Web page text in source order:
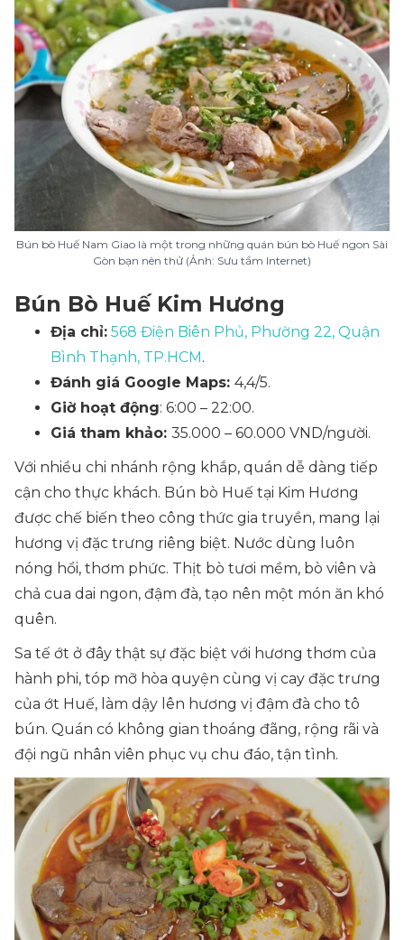
Bún bò Huế Nam Giao là một trong những quán bún bò Huế ngon Sài
Gòn bạn nên thử (Ảnh: Sưu tầm Internet)
Bún Bò Huế Kim Hương
Địa chỉ: 568 Điện Biên Phủ, Phường 22, Quận
Bình Thạnh, TP.HCM.
Đánh giá Google Maps: 4,4/5.
Giờ hoạt động: 6:00 – 22:00.
Giá tham khảo: 35.000 – 60.000 VND/người.
Với nhiều chi nhánh rộng khắp, quán dễ dàng tiếp
cận cho thực khách. Bún bò Huế tại Kim Hương
được chế biến theo công thức gia truyền, mang lại
hương vị đặc trưng riêng biệt. Nước dùng luôn
nóng hổi, thơm phức. Thịt bò tươi mềm, bò viên và
chả cua dai ngon, đậm đà, tạo nên một món ăn khó
quên.
Sa tế ớt ở đây thật sự đặc biệt với hương thơm của
hành phi, tóp mỡ hòa quyện cùng vị cay đặc trưng
của ớt Huế, làm dậy lên hương vị đậm đà cho tô
bún. Quán có không gian thoáng đãng, rộng rãi và
đội ngũ nhân viên phục vụ chu đáo, tận tình.